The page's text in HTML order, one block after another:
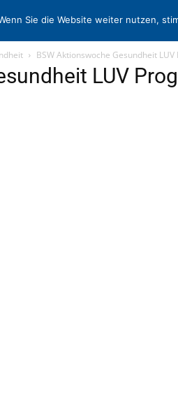
KONTAKT
BSW Aktionswoche Gesundheit
LUV
Sie die Website weiter nutzen,